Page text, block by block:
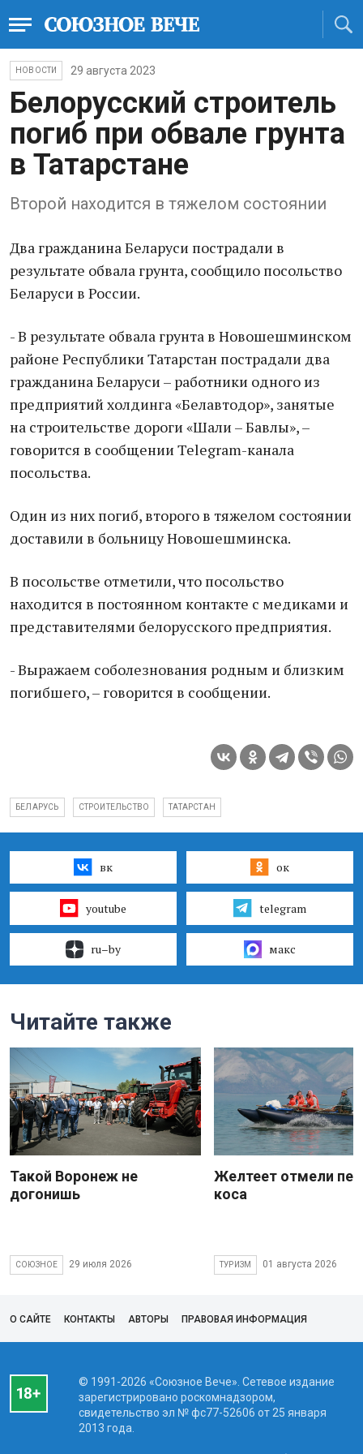
НОВОСТИ 29 августа 2023
Белорусский строитель
погиб при обвале грунта
в Татарстане
Второй находится в тяжелом состоянии
Два гражданина Беларуси пострадали в
результате обвала грунта, сообщило посольство
Беларуси в России.
- В результате обвала грунта в Новошешминском
районе Республики Татарстан пострадали два
гражданина Беларуси – работники одного из
предприятий холдинга «Белавтодор», занятые
на строительстве дороги «Шали – Бавлы», –
говорится в сообщении Telegram-канала
посольства.
Один из них погиб, второго в тяжелом состоянии
доставили в больницу Новошешминска.
В посольстве отметили, что посольство
находится в постоянном контакте с медиками и
представителями белорусского предприятия.
- Выражаем соболезнования родным и близким
погибшего, – говорится в сообщении.
БЕЛАРУСЬ СТРОИТЕЛЬСТВО ТАТАРСТАН
вк ок
youtube telegram
ru–by макс
Читайте также
Такой Воронеж не
догонишь
СОЮЗНОЕ 29 июля 2026
Желтеет отмели
коса
ТУРИЗМ 01 августа 2026
О САЙТЕ КОНТАКТЫ АВТОРЫ ПРАВОВАЯ ИНФОРМАЦИЯ
© 1991-2026 «Союзное Вече». Сетевое издание
зарегистрировано роскомнадзором,
свидетельство эл № фc77-52606 от 25 января
2013 года.